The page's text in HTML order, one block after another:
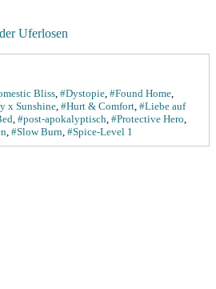
Uferlosen
Bliss, #Dystopie, #Found Home,
x Sunshine, #Hurt & Comfort, #Liebe auf
, #post-apokalyptisch, #Protective Hero,
, #Slow Burn, #Spice-Level 1